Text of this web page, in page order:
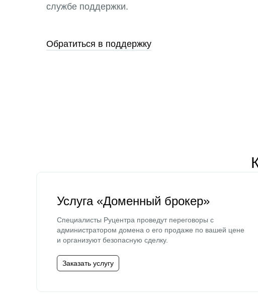
службе поддержки.
Обратиться в поддержку
Услуга «Доменный брокер»
Специалисты Руцентра проведут переговоры с
администратором домена о его продаже по вашей цене
и организуют безопасную сделку.
Заказать услугу